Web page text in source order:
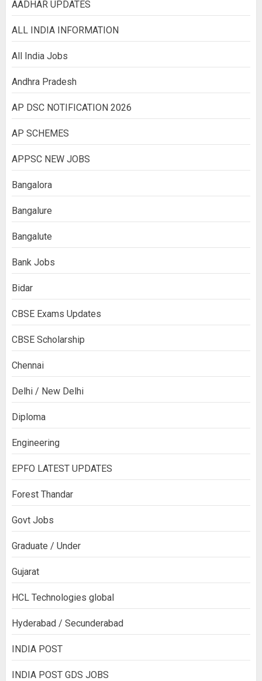
AADHAR UPDATES
ALL INDIA INFORMATION
All India Jobs
Andhra Pradesh
AP DSC NOTIFICATION 2026
AP SCHEMES
APPSC NEW JOBS
Bangalora
Bangalure
Bangalute
Bank Jobs
Bidar
CBSE Exams Updates
CBSE Scholarship
Chennai
Delhi / New Delhi
Diploma
Engineering
EPFO LATEST UPDATES
Forest Thandar
Govt Jobs
Graduate / Under
Gujarat
HCL Technologies global
Hyderabad / Secunderabad
INDIA POST
INDIA POST GDS JOBS